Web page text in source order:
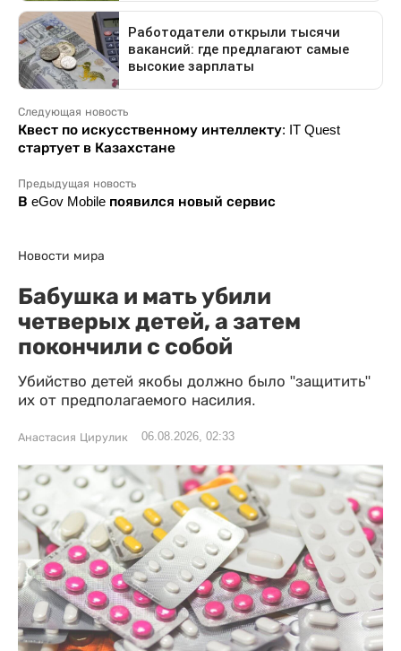
Следующая новость
Квест по искусственному интеллекту: IT Quest
стартует в Казахстане
Предыдущая новость
В eGov Mobile появился новый сервис
Новости мира
Бабушка и мать убили
четверых детей, а затем
покончили с собой
Убийство детей якобы должно было "защитить"
их от предполагаемого насилия.
Анастасия Цирулик 06.08.2026, 02:33